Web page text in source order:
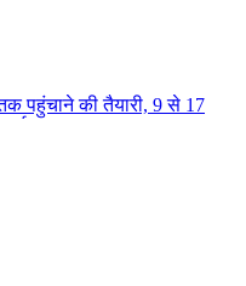
पहुंचाने की तैयारी, 9 से 17